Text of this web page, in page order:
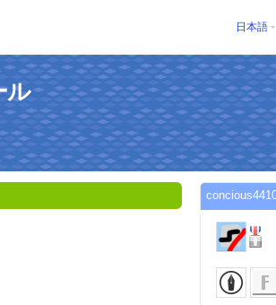
日本語
ル